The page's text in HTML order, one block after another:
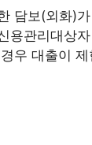
담보(외화)
용관리대상
우 대출이